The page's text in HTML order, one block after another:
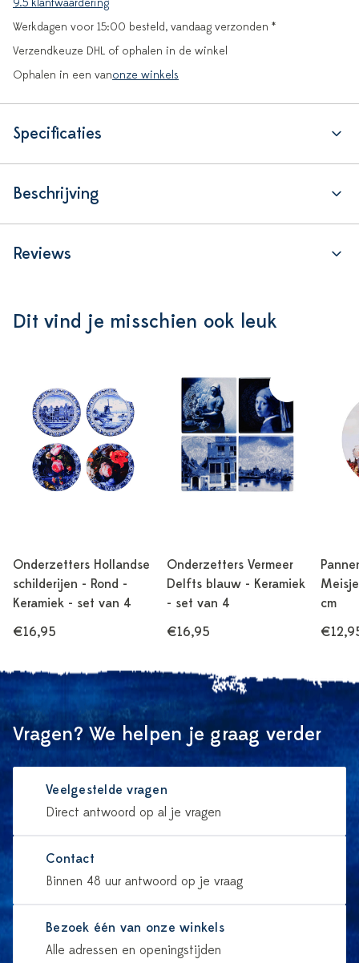
9.5 klantwaardering
Werkdagen voor 15:00 besteld, vandaag verzonden *
Verzendkeuze DHL of ophalen in de winkel
Ophalen in een vanonze winkels
Specificaties
Beschrijving
Reviews
Dit vind je misschien ook leuk
Onderzetters Hollandse
schilderijen - Rond -
Keramiek - set van 4
€16,95
Onderzetters Vermeer
Delfts blauw - Keramiek
- set van 4
€16,95
cm
Vragen? We helpen je graag verder
Veelgestelde vragen
Direct antwoord op al je vragen
Contact
Binnen 48 uur antwoord op je vraag
Bezoek één van onze winkels
Alle adressen en openingstijden